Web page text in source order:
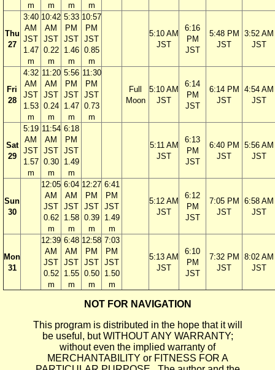
m
m
m
m
Thu
27
3:40
AM
JST
1.47
m
10:42
AM
JST
0.22
m
5:33
PM
JST
1.46
m
10:57
PM
JST
0.85
m
5:10 AM
JST
6:16
PM
JST
5:48 PM
JST
3:52 AM
JST
Fri
28
4:32
AM
JST
1.53
m
11:20
AM
JST
0.24
m
5:56
PM
JST
1.47
m
11:30
PM
JST
0.73
m
Full
Moon
5:10 AM
JST
6:14
PM
JST
6:14 PM
JST
4:54 AM
JST
Sat
29
5:19
AM
JST
1.57
m
11:54
AM
JST
0.30
m
6:18
PM
JST
1.49
m
5:11 AM
JST
6:13
PM
JST
6:40 PM
JST
5:56 AM
JST
Sun
30
12:05
AM
JST
0.62
m
6:04
AM
JST
1.58
m
12:27
PM
JST
0.39
m
6:41
PM
JST
1.49
m
5:12 AM
JST
6:12
PM
JST
7:05 PM
JST
6:58 AM
JST
Mon
31
12:39
AM
JST
0.52
m
6:48
AM
JST
1.55
m
12:58
PM
JST
0.50
m
7:03
PM
JST
1.50
m
5:13 AM
JST
6:10
PM
JST
7:32 PM
JST
8:02 AM
JST
NOT FOR NAVIGATION
This program is distributed in the hope that it will
be useful, but WITHOUT ANY WARRANTY;
without even the implied warranty of
MERCHANTABILITY or FITNESS FOR A